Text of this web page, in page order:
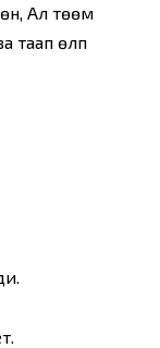
Ал төөм
таап өлүп